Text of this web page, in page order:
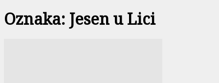
Oznaka: Jesen u Lici